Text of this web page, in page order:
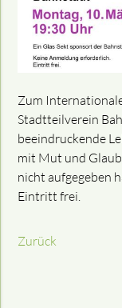
Zum
Stadtteilverein
beeindruckende
mit Mut und
nicht aufgegeben
Eintritt frei.
Zurück